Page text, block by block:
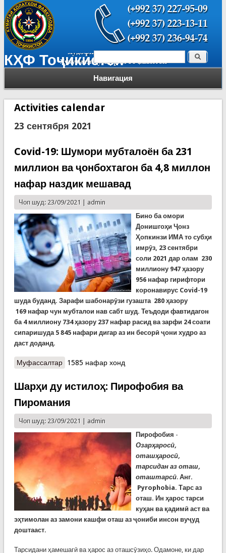
КҲФ Тоҷикистон
Навигация
Форма поиска Поиск
Activities calendar
23 сентября 2021
Covid-19: Шумори мубталоён ба 231
миллион ва ҷонбохтагон ба 4,8 миллон
нафар наздик мешавад
Чоп шуд: 23/09/2021 | admin
Бино ба омори
Донишгоҳи Ҷонз
Ҳопкинзи ИМА то субҳи
имрӯз, 23 сентябри
соли 2021 дар олам 230
миллиону 947 ҳазору
956 нафар гирифтори
коронавирус Covid-19
шуда буданд. Зарафи шабонарӯзи гузашта 280ҳазору
169 нафар чун мубталои нав сабт шуд. Теъдоди фавтидагон
ба 4 миллиону 734 ҳазору 237 нафар расид ва зарфи 24 соати
сипаришуда 5 845 нафари дигар аз ин бесорӣ ҷони худро аз
даст доданд.
Муфассалтаро Covid-19: Шумори мубталоён ба 231 миллион
мешавад
1585 нафар хонд
Шарҳи ду истилоҳ: Пирофобия ва
Пиромания
Чоп шуд: 23/09/2021 | admin
Пирофобия -
Озарҳаросӣ,
оташҳаросӣ,
тарсидан аз оташ,
оташтарсӣ. Анг.
Pyrophobia. Тарс аз
оташ. Ин ҳарос тарси
куҳан ва қадимӣ аст ва
эҳтимолан аз замони кашфи оташ аз ҷониби инсон вуҷуд
доштааст.
Тарсидани ҳамешагӣ ва ҳарос аз оташсӯзиҳо. Одамоне, ки дар